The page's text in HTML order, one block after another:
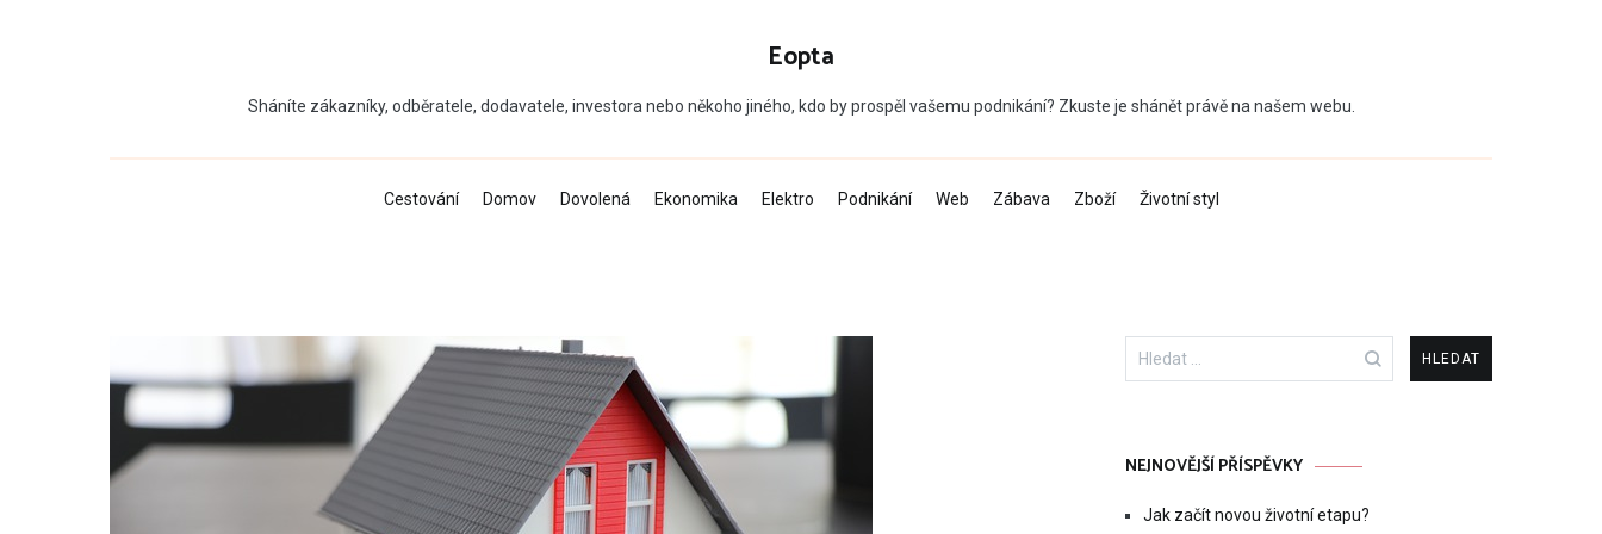
Eopta
Sháníte zákazníky, odběratele, dodavatele, investora nebo někoho jiného, kdo by prospěl vašemu podnikání? Zkuste je shánět právě na našem webu.
Cestování Domov Dovolená Ekonomika Elektro Podnikání Web Zábava Zboží Životní styl
Vyhledávání
NEJNOVĚJŠÍ PŘÍSPĚVKY
Jak začít novou životní etapu?